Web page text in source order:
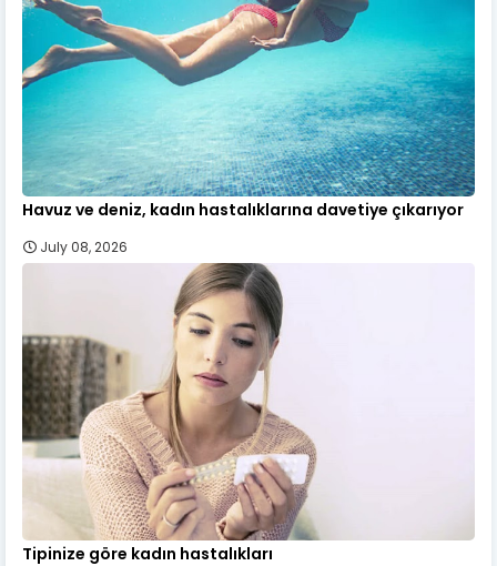
Havuz ve deniz, kadın hastalıklarına davetiye çıkarıyor
July 08, 2026
Tipinize göre kadın hastalıkları